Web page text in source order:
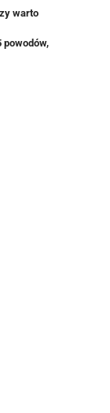
warto
powodów,